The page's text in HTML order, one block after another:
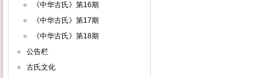
《中华古氏》第16期
《中华古氏》第17期
《中华古氏》第18期
公告栏
古氏文化